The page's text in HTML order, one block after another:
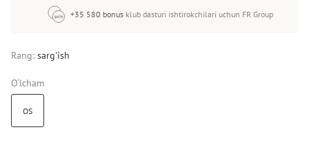
+35 580 bonus klub dasturi ishtirokchilari uchun FR Group
Rang: sarg'ish
O‘lcham
OS